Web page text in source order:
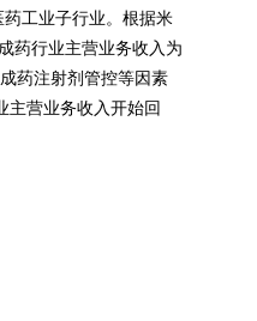
工业子行业。根据米
药行业主营业务收入为
药注射剂管控等因素
主营业务收入开始回